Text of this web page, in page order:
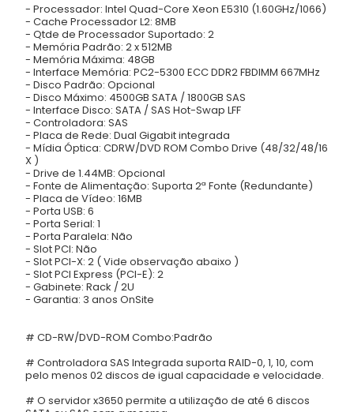
- Processador: Intel Quad-Core Xeon E5310 (1.60GHz/1066)
- Cache Processador L2: 8MB
- Qtde de Processador Suportado: 2
- Memória Padrão: 2 x 512MB
- Memória Máxima: 48GB
- Interface Memória: PC2-5300 ECC DDR2 FBDIMM 667MHz
- Disco Padrão: Opcional
- Disco Máximo: 4500GB SATA / 1800GB SAS
- Interface Disco: SATA / SAS Hot-Swap LFF
- Controladora: SAS
- Placa de Rede: Dual Gigabit integrada
- Mídia Óptica: CDRW/DVD ROM Combo Drive (48/32/48/16
X )
- Drive de 1.44MB: Opcional
- Fonte de Alimentação: Suporta 2ª Fonte (Redundante)
- Placa de Vídeo: 16MB
- Porta USB: 6
- Porta Serial: 1
- Porta Paralela: Não
- Slot PCI: Não
- Slot PCI-X: 2 ( Vide observação abaixo )
- Slot PCI Express (PCI-E): 2
- Gabinete: Rack / 2U
- Garantia: 3 anos OnSite
# CD-RW/DVD-ROM Combo:Padrão
# Controladora SAS Integrada suporta RAID-0, 1, 10, com
pelo menos 02 discos de igual capacidade e velocidade.
# O servidor x3650 permite a utilização de até 6 discos